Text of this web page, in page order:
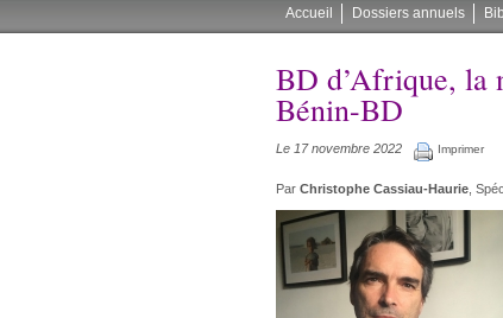
Accueil Dossiers annuels
BD d’Afrique, la
Bénin-BD
Le 17 novembre 2022 Imprimer
Par Christophe Cassiau-Haurie ,